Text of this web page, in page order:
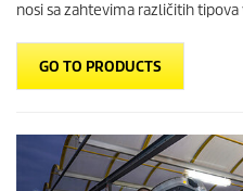
nosi sa zahtevima različitih
GO TO PRODUCTS